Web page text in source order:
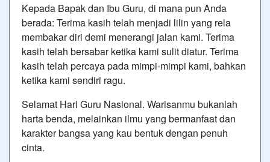
Kepada Bapak dan Ibu Guru, di mana pun Anda
berada: Terima kasih telah menjadi lilin yang rela
membakar diri demi menerangi jalan kami. Terima
kasih telah bersabar ketika kami sulit diatur. Terima
kasih telah percaya pada mimpi-mimpi kami, bahkan
ketika kami sendiri ragu.
Selamat Hari Guru Nasional. Warisanmu bukanlah
harta benda, melainkan ilmu yang bermanfaat dan
karakter bangsa yang kau bentuk dengan penuh
cinta.